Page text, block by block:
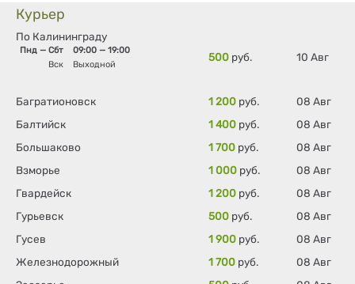
Курьер
По Калининграду
Пнд — Сбт
09:00 — 19:00
Вск
Выходной
500 руб. 10 Авг
Багратионовск 1 200 руб.
08 Авг
Балтийск
1 400 руб.
08 Авг
Большаково
1 700 руб.
08 Авг
Взморье
1 000 руб.
08 Авг
Гвардейск
1 200 руб.
08 Авг
Гурьевск
500 руб.
08 Авг
Гусев
1 900 руб.
08 Авг
Железнодорожный
1 700 руб.
08 Авг